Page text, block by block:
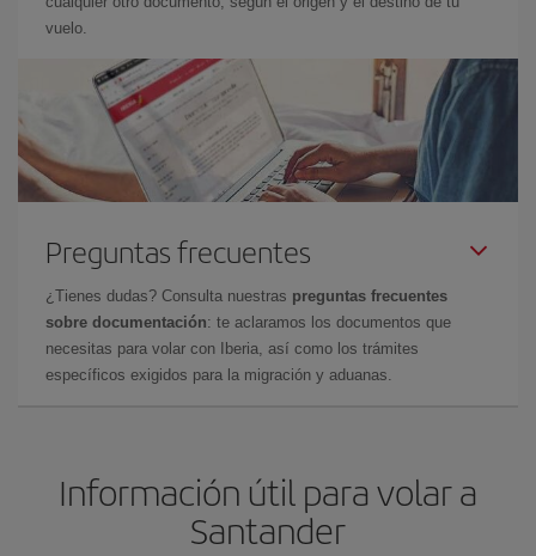
vuelo.
Preguntas frecuentes
¿Tienes dudas? Consulta nuestras preguntas frecuentes
sobre documentación: te aclaramos los documentos que
necesitas para volar con Iberia, así como los trámites
específicos exigidos para la migración y aduanas.
Información útil para volar a
Santander